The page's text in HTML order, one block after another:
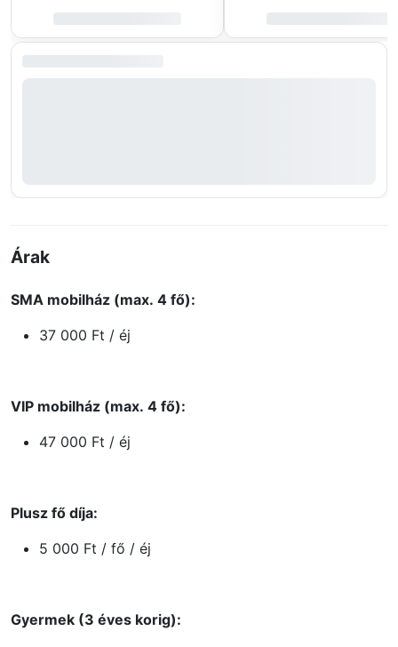
Árak
SMA mobilház (max. 4 fő):
37 000 Ft / éj
VIP mobilház (max. 4 fő):
47 000 Ft / éj
Plusz fő díja:
5 000 Ft / fő / éj
Gyermek (3 éves korig):